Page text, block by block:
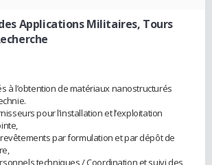
Applications Militaires, Tours
à l’obtention de matériaux nanostructurés
pour l’installation et l’exploitation
par formulation et par dépôt de
techniques / Coordination et suivi des